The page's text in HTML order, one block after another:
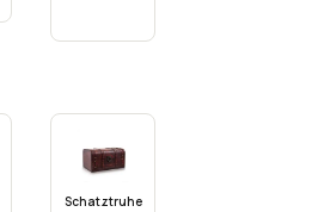
Schatztruhe